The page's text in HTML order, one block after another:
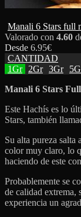
Manali 6 Stars full
Valorado con 4.60
Desde 6.95€
CANTIDAD
1Gr
2Gr 3Gr
Manali 6 Stars
Este Hachís es lo
Stars, también
Su alta pureza salta
color muy claro, lo
haciendo de este
Probablemente se
de calidad extrema,
experiencia un